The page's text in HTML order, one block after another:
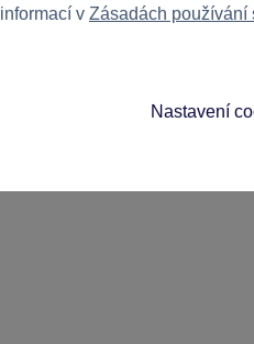
informací v Zásadách používání
Nastavení